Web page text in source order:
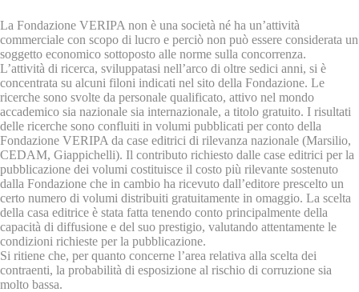
La Fondazione VERIPA non è una società né ha un’attività
commerciale con scopo di lucro e perciò non può essere considerata un
soggetto economico sottoposto alle norme sulla concorrenza.
L’attività di ricerca, sviluppatasi nell’arco di oltre sedici anni, si è
concentrata su alcuni filoni indicati nel sito della Fondazione. Le
ricerche sono svolte da personale qualificato, attivo nel mondo
accademico sia nazionale sia internazionale, a titolo gratuito. I risultati
delle ricerche sono confluiti in volumi pubblicati per conto della
Fondazione VERIPA da case editrici di rilevanza nazionale (Marsilio,
CEDAM, Giappichelli). Il contributo richiesto dalle case editrici per la
pubblicazione dei volumi costituisce il costo più rilevante sostenuto
dalla Fondazione che in cambio ha ricevuto dall’editore prescelto un
certo numero di volumi distribuiti gratuitamente in omaggio. La scelta
della casa editrice è stata fatta tenendo conto principalmente della
capacità di diffusione e del suo prestigio, valutando attentamente le
condizioni richieste per la pubblicazione.
Si ritiene che, per quanto concerne l’area relativa alla scelta dei
contraenti, la probabilità di esposizione al rischio di corruzione sia
molto bassa.